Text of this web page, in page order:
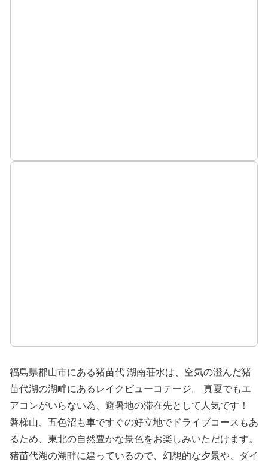
福島県郡山市にある猪苗代 湖南荘水は、空気の澄んだ猪
苗代湖の湖畔にあるレイクビューコテージ。 真夏でもエ
アコンがいらない為、避暑地の滞在先として人気です！
磐梯山、五色沼も車ですぐの好立地でドライブコースもあ
るため、東北の自然豊かな景色をお楽しみいただけます。
猪苗代湖の湖畔に建っているので、幻想的な夕景や、ダイ